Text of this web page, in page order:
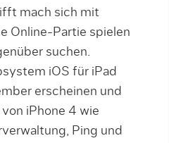
mach sich mit
Online-Partie spielen
suchen.
iOS für iPad
erscheinen und
iPhone 4 wie
Ping und